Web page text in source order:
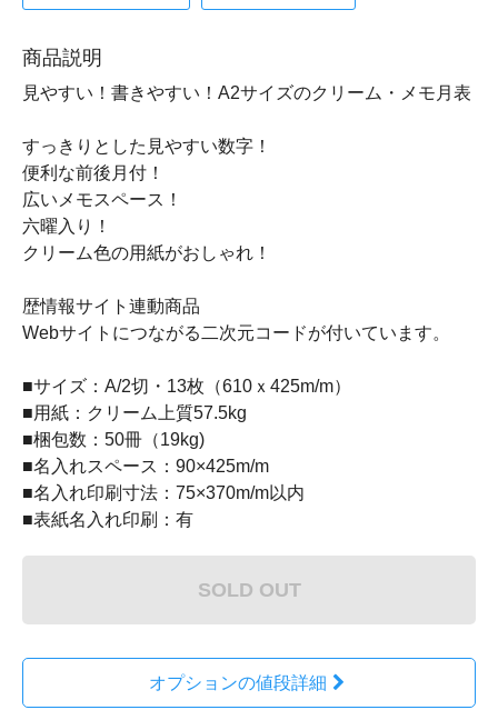
商品説明
見やすい！書きやすい！A2サイズのクリーム・メモ月表
すっきりとした見やすい数字！
便利な前後月付！
広いメモスペース！
六曜入り！
クリーム色の用紙がおしゃれ！
歴情報サイト連動商品
Webサイトにつながる二次元コードが付いています。
■サイズ：A/2切・13枚（610ｘ425m/m）
■用紙：クリーム上質57.5kg
■梱包数：50冊（19kg)
■名入れスペース：90×425m/m
■名入れ印刷寸法：75×370m/m以内
■表紙名入れ印刷：有
SOLD OUT
オプションの値段詳細